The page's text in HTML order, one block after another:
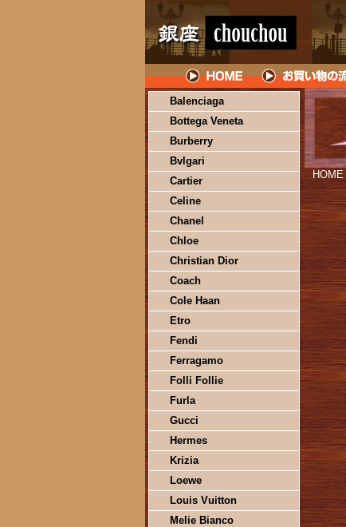
Balenciaga
Bottega Veneta
Burberry
Bvlgari
Cartier
Celine
Chanel
Chloe
Christian Dior
Coach
Cole Haan
Etro
Fendi
Ferragamo
Folli Follie
Furla
Gucci
Hermes
Krizia
Loewe
Louis Vuitton
Melie Bianco
HOME